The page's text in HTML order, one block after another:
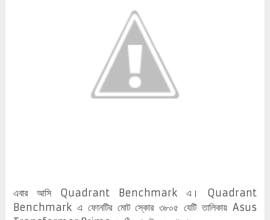
এবার আসি Quadrant Benchmark এ। Quadrant
Benchmark এ ফোনটির মোট স্কোর ৩৮০৫ যেটি তালিকায় Asus